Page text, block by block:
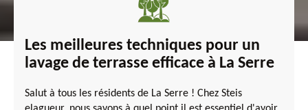
Les meilleures techniques pour un
lavage de terrasse efficace à La Serre
Salut à tous les résidents de La Serre ! Chez Steis